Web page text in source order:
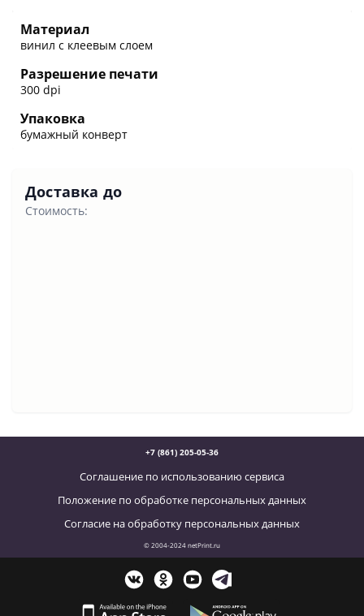
Материал
винил с клеевым слоем
Разрешение печати
300 dpi
Упаковка
бумажный конверт
Доставка до
Стоимость:
+7 (861) 205-05-36
Соглашение по использованию сервиса
Положение по обработке персональных данных
Согласие на обработку персональных данных
© 2004-2024 netPrint.ru